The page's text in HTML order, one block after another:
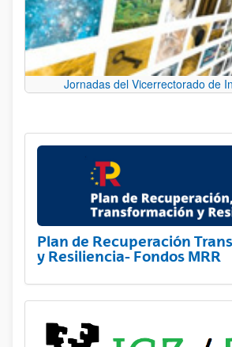
Jornadas del Vicerrectorado de
Plan de Recuperación
y Resiliencia- Fondos MRR